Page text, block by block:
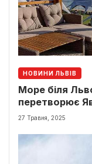
НОВИНИ ЛЬВІВ
Море біля
перетворює
відпочинку
27 Травня, 2025